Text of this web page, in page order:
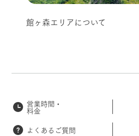
館ヶ森エリアについて
営業時間・
料金
よくあるご質問